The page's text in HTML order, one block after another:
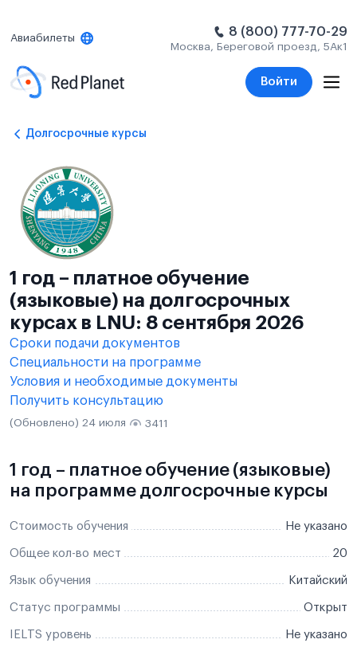
Авиабилеты 8 (800) 777-70-29
Москва, Береговой проезд, 5Ак1
Войти
Долгосрочные курсы
1 год – платное обучение
(языковые) на долгосрочных
курсах в LNU: 8 сентября 2026
Сроки подачи документов
Специальности на программе
Условия и необходимые документы
Получить консультацию
(Обновлено) 24 июля 3411
1 год – платное обучение (языковые)
на программе долгосрочные курсы
Стоимость обучения Не указано
Общее кол-во мест 20
Язык обучения Китайский
Статус программы Открыт
IELTS уровень Не указано